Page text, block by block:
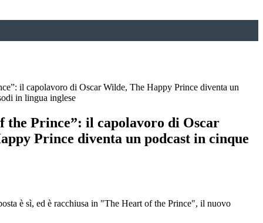
il capolavoro di Oscar Wilde, The Happy Prince diventa un
in lingua inglese
the Prince”: il capolavoro di Oscar
Prince diventa un podcast in cinque
è sì, ed è racchiusa in "The Heart of the Prince", il nuovo